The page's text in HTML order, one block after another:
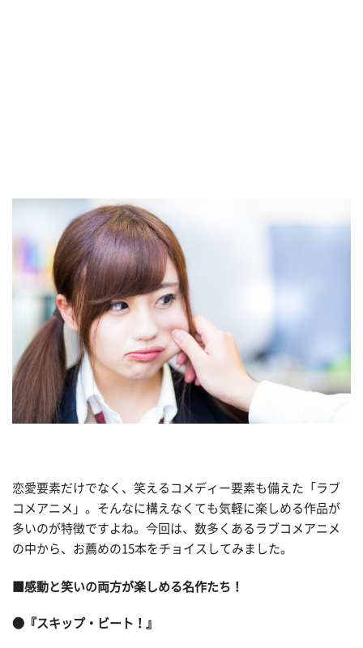
恋愛要素だけでなく、笑えるコメディー要素も備えた「ラブ
コメアニメ」。そんなに構えなくても気軽に楽しめる作品が
多いのが特徴ですよね。今回は、数多くあるラブコメアニメ
の中から、お薦めの15本をチョイスしてみました。
■感動と笑いの両方が楽しめる名作たち！
●『スキップ・ビート！』